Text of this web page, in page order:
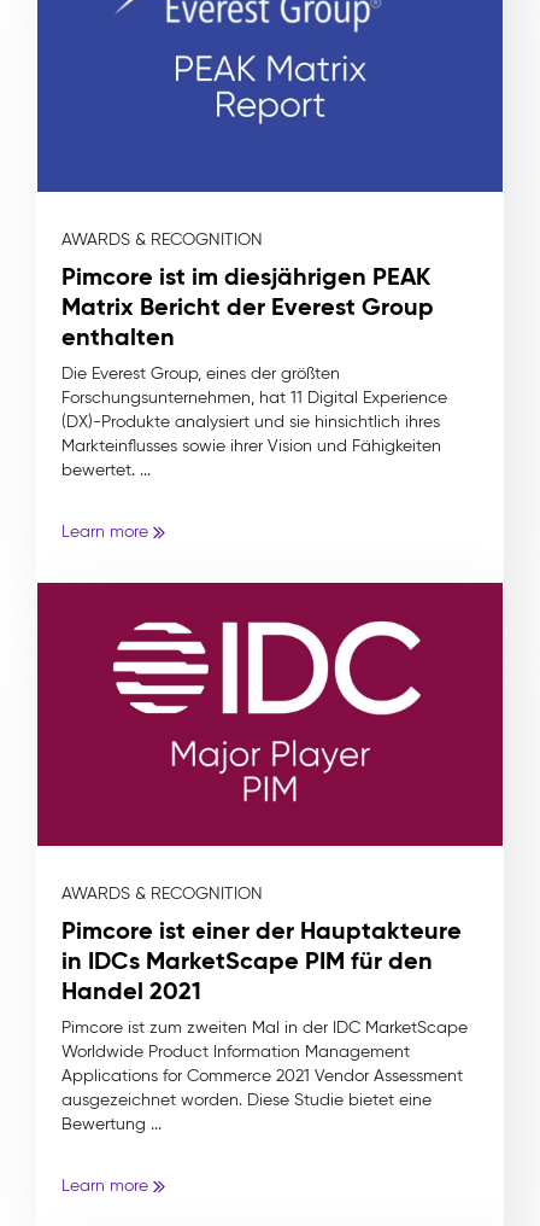
AWARDS & RECOGNITION
Pimcore ist im diesjährigen PEAK
Matrix Bericht der Everest Group
enthalten
Die Everest Group, eines der größten
Forschungsunternehmen, hat 11 Digital Experience
(DX)-Produkte analysiert und sie hinsichtlich ihres
Markteinflusses sowie ihrer Vision und Fähigkeiten
bewertet. ...
Learn more
AWARDS & RECOGNITION
Pimcore ist einer der Hauptakteure
in IDCs MarketScape PIM für den
Handel 2021
Pimcore ist zum zweiten Mal in der IDC MarketScape
Worldwide Product Information Management
Applications for Commerce 2021 Vendor Assessment
ausgezeichnet worden. Diese Studie bietet eine
Bewertung ...
Learn more